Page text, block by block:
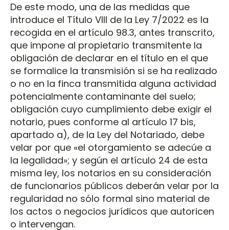
De este modo, una de las medidas que
introduce el Título VIII de la Ley 7/2022 es la
recogida en el artículo 98.3, antes transcrito,
que impone al propietario transmitente la
obligación de declarar en el título en el que
se formalice la transmisión si se ha realizado
o no en la finca transmitida alguna actividad
potencialmente contaminante del suelo;
obligación cuyo cumplimiento debe exigir el
notario, pues conforme al artículo 17 bis,
apartado a), de la Ley del Notariado, debe
velar por que «el otorgamiento se adecúe a
la legalidad»; y según el artículo 24 de esta
misma ley, los notarios en su consideración
de funcionarios públicos deberán velar por la
regularidad no sólo formal sino material de
los actos o negocios jurídicos que autoricen
o intervengan.